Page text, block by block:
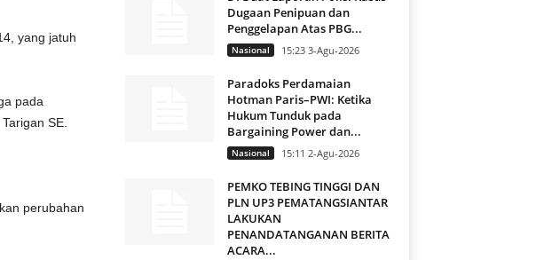
yang jatuh
pada
SE.
perubahan
Dugaan Penipuan dan
Penggelapan Atas PBG...
Nasional 15:23 3-Agu-2026
Paradoks Perdamaian
Hotman Paris–PWI: Ketika
Hukum Tunduk pada
Bargaining Power dan...
Nasional 15:11 2-Agu-2026
PEMKO TEBING TINGGI DAN
PLN UP3 PEMATANGSIANTAR
LAKUKAN
PENANDATANGANAN BERITA
ACARA...